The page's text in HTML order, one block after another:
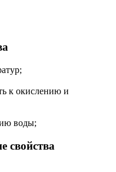
к окислению и
воды;
свойства